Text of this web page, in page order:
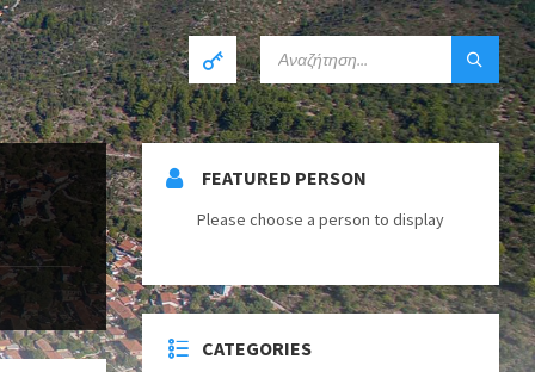
FEATURED PERSON
Please choose a person to display
CATEGORIES